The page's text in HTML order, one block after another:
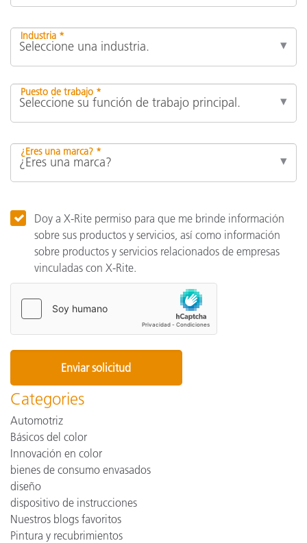
Industria *
Puesto de trabajo *
¿Eres una marca? *
Doy a X-Rite permiso para que me brinde información
sobre sus productos y servicios, así como información
sobre productos y servicios relacionados de empresas
vinculadas con X-Rite.
Categories
Automotriz
Básicos del color
Innovación en color
bienes de consumo envasados
diseño
dispositivo de instrucciones
Nuestros blogs favoritos
Pintura y recubrimientos